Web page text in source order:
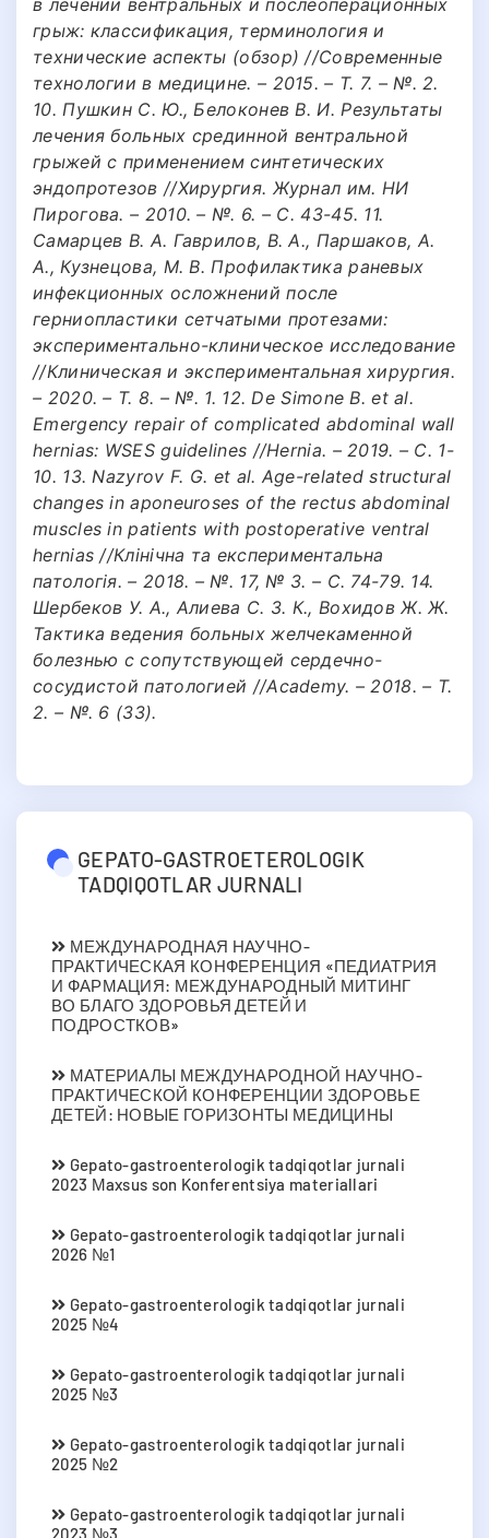
грыж: классификация, терминология и
технические аспекты (обзор) //Современные
технологии в медицине. – 2015. – Т. 7. – №. 2.
10. Пушкин С. Ю., Белоконев В. И. Результаты
лечения больных срединной вентральной
грыжей с применением синтетических
эндопротезов //Хирургия. Журнал им. НИ
Пирогова. – 2010. – №. 6. – С. 43-45. 11.
Самарцев В. А. Гаврилов, В. А., Паршаков, А.
А., Кузнецова, М. В. Профилактика раневых
инфекционных осложнений после
герниопластики сетчатыми протезами:
экспериментально-клиническое исследование
//Клиническая и экспериментальная хирургия.
– 2020. – Т. 8. – №. 1. 12. De Simone B. et al.
Emergency repair of complicated abdominal wall
hernias: WSES guidelines //Hernia. – 2019. – С. 1-
10. 13. Nazyrov F. G. et al. Age-related structural
changes in aponeuroses of the rectus abdominal
muscles in patients with postoperative ventral
hernias //Клінічна та експериментальна
патологія. – 2018. – №. 17, № 3. – С. 74-79. 14.
Шербеков У. А., Алиева С. З. К., Вохидов Ж. Ж.
Тактика ведения больных желчекаменной
болезнью с сопутствующей сердечно-
сосудистой патологией //Academy. – 2018. – Т.
2. – №. 6 (33).
GEPATO-GASTROETEROLOGIK
TADQIQOTLAR JURNALI
МЕЖДУНАРОДНАЯ НАУЧНО-
ПРАКТИЧЕСКАЯ КОНФЕРЕНЦИЯ «ПЕДИАТРИЯ
И ФАРМАЦИЯ: МЕЖДУНАРОДНЫЙ МИТИНГ
ВО БЛАГО ЗДОРОВЬЯ ДЕТЕЙ И
ПОДРОСТКОВ»
МАТЕРИАЛЫ МЕЖДУНАРОДНОЙ НАУЧНО-
ПРАКТИЧЕСКОЙ КОНФЕРЕНЦИИ ЗДОРОВЬЕ
ДЕТЕЙ: НОВЫЕ ГОРИЗОНТЫ МЕДИЦИНЫ
Gepato-gastroenterologik tadqiqotlar jurnali
2023 Мaxsus son Konferentsiya materiallari
Gepato-gastroenterologik tadqiqotlar jurnali
2026 №1
Gepato-gastroenterologik tadqiqotlar jurnali
2025 №4
Gepato-gastroenterologik tadqiqotlar jurnali
2025 №3
Gepato-gastroenterologik tadqiqotlar jurnali
2025 №2
Gepato-gastroenterologik tadqiqotlar jurnali
2023 №3